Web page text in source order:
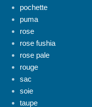
pochette
puma
rose
rose fushia
rose pale
rouge
sac
soie
taupe